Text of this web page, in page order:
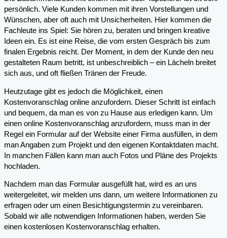
persönlich. Viele Kunden kommen mit ihren Vorstellungen und
Wünschen, aber oft auch mit Unsicherheiten. Hier kommen die
Fachleute ins Spiel: Sie hören zu, beraten und bringen kreative
Ideen ein. Es ist eine Reise, die vom ersten Gespräch bis zum
finalen Ergebnis reicht. Der Moment, in dem der Kunde den neu
gestalteten Raum betritt, ist unbeschreiblich – ein Lächeln breitet
sich aus, und oft fließen Tränen der Freude.
Heutzutage gibt es jedoch die Möglichkeit, einen
Kostenvoranschlag online anzufordern. Dieser Schritt ist einfach
und bequem, da man es von zu Hause aus erledigen kann. Um
einen online Kostenvoranschlag anzufordern, muss man in der
Regel ein Formular auf der Website einer Firma ausfüllen, in dem
man Angaben zum Projekt und den eigenen Kontaktdaten macht.
In manchen Fällen kann man auch Fotos und Pläne des Projekts
hochladen.
Nachdem man das Formular ausgefüllt hat, wird es an uns
weitergeleitet, wir melden uns dann, um weitere Informationen zu
erfragen oder um einen Besichtigungstermin zu vereinbaren.
Sobald wir alle notwendigen Informationen haben, werden Sie
einen kostenlosen Kostenvoranschlag erhalten.